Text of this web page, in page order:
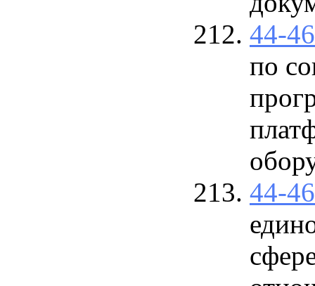
44-
по
44-